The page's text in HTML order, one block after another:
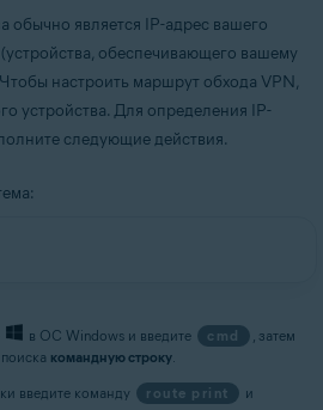
обычно является IP-адрес вашего
обеспечивающего вашему
настроить маршрут обхода VPN,
устройства. Для определения IP-
следующие действия.
в ОС Windows и введите cmd
, затем
командную строку.
введите команду
route print
и